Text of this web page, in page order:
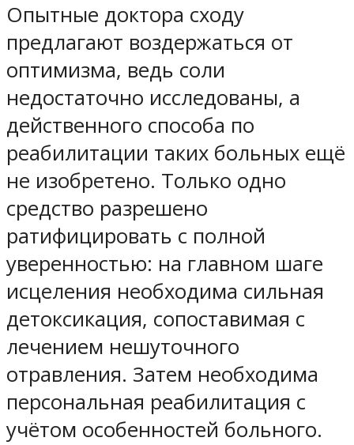
Опытные доктора сходу
предлагают воздержаться от
оптимизма, ведь соли
недостаточно исследованы, а
действенного способа по
реабилитации таких больных ещё
не изобретено. Только одно
средство разрешено
ратифицировать с полной
уверенностью: на главном шаге
исцеления необходима сильная
детоксикация, сопоставимая с
лечением нешуточного
отравления. Затем необходима
персональная реабилитация с
учётом особенностей больного.